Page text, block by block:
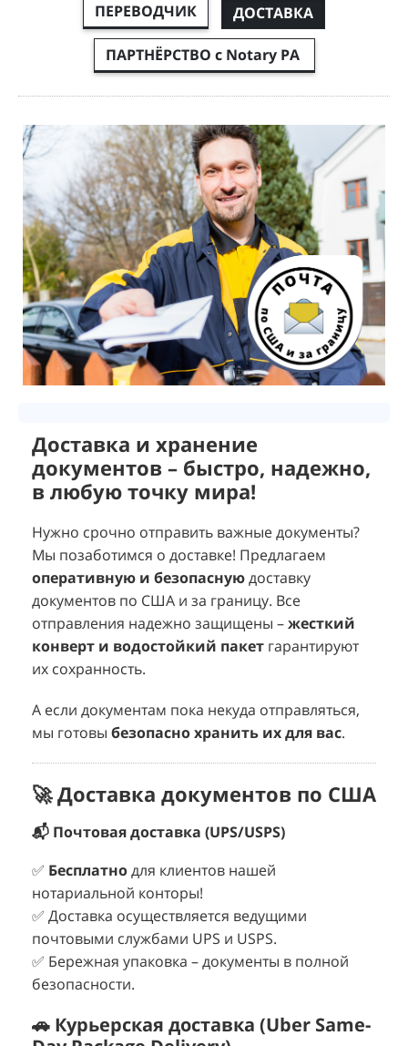
ПЕРЕВОДЧИК ДОСТАВКА
ПАРТНЁРСТВО с Notary PA
Доставка и хранение
документов – быстро, надежно,
в любую точку мира!
Нужно срочно отправить важные документы?
Мы позаботимся о доставке! Предлагаем
оперативную и безопаснуюдоставку
документов по США и за границу. Все
отправления надежно защищены –жесткий
конверт и водостойкий пакет гарантируют
их сохранность.
А если документам пока некуда отправляться,
мы готовы безопасно хранить их для вас.
🚀 Доставка документов по США
📬 Почтовая доставка (UPS/USPS)
✅ Бесплатнодля клиентов нашей
нотариальной конторы!
✅ Доставка осуществляется ведущими
почтовыми службами UPS и USPS.
✅ Бережная упаковка – документы в полной
безопасности.
🚗 Курьерская доставка (Uber Same-